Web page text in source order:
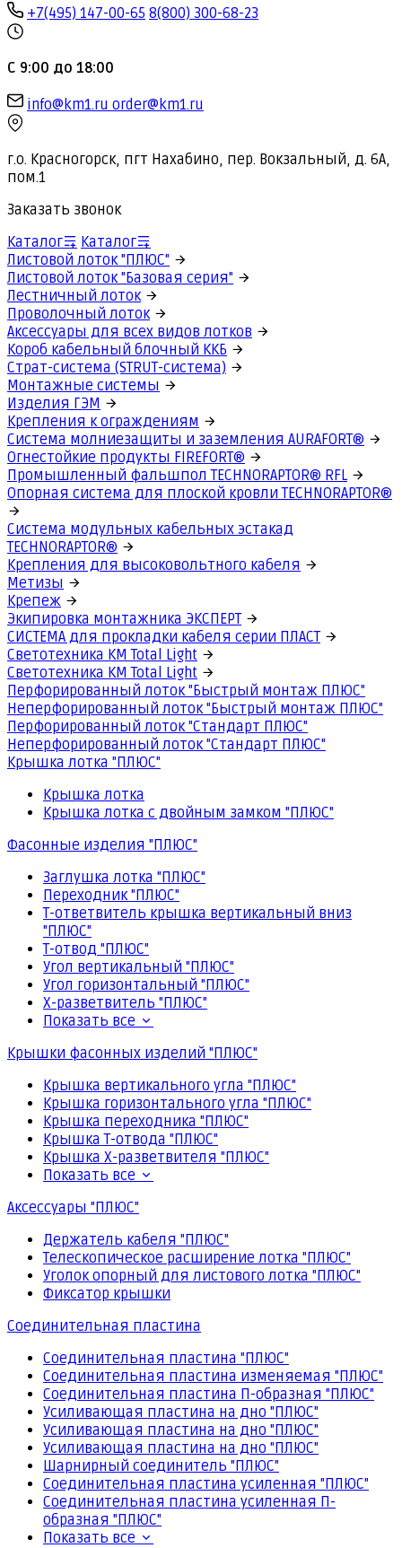
+7(495) 147-00-65 8(800) 300-68-23
С 9:00 до 18:00
info@km1.ru order@km1.ru
г.о. Красногорск, пгт Нахабино, пер. Вокзальный, д. 6А,
пом.1
Заказать звонок
Каталог
Каталог
Листовой лоток "ПЛЮС"
Листовой лоток "Базовая серия"
Лестничный лоток
Проволочный лоток
Аксессуары для всех видов лотков
Короб кабельный блочный ККБ
Страт-система (STRUT-система)
Монтажные системы
Изделия ГЭМ
Крепления к ограждениям
Система молниезащиты и заземления AURAFORT®
Огнестойкие продукты FIREFORT®
Промышленный фальшпол TECHNORAPTOR® RFL
Опорная система для плоской кровли TECHNORAPTOR®
Система модульных кабельных эстакад
TECHNORAPTOR®
Крепления для высоковольтного кабеля
Метизы
Крепеж
Экипировка монтажника ЭКСПЕРТ
СИСТЕМА для прокладки кабеля серии ПЛАСТ
Светотехника КМ Total Light
Светотехника КМ Total Light
Перфорированный лоток "Быстрый монтаж ПЛЮС"
Неперфорированный лоток "Быстрый монтаж ПЛЮС"
Перфорированный лоток "Стандарт ПЛЮС"
Неперфорированный лоток "Стандарт ПЛЮС"
Крышка лотка "ПЛЮС"
Крышка лотка
Крышка лотка с двойным замком "ПЛЮС"
Фасонные изделия "ПЛЮС"
Заглушка лотка "ПЛЮС"
Переходник "ПЛЮС"
Т-ответвитель крышка вертикальный вниз
"ПЛЮС"
Т-отвод "ПЛЮС"
Угол вертикальный "ПЛЮС"
Угол горизонтальный "ПЛЮС"
Х-разветвитель "ПЛЮС"
Показать все
Крышки фасонных изделий "ПЛЮС"
Крышка вертикального угла "ПЛЮС"
Крышка горизонтального угла "ПЛЮС"
Крышка переходника "ПЛЮС"
Крышка Т-отвода "ПЛЮС"
Крышка Х-разветвителя "ПЛЮС"
Показать все
Аксессуары "ПЛЮС"
Держатель кабеля "ПЛЮС"
Телескопическое расширение лотка "ПЛЮС"
Уголок опорный для листового лотка "ПЛЮС"
Фиксатор крышки
Соединительная пластина
Соединительная пластина "ПЛЮС"
Соединительная пластина изменяемая "ПЛЮС"
Соединительная пластина П-образная "ПЛЮС"
Усиливающая пластина на дно "ПЛЮС"
Усиливающая пластина на дно "ПЛЮС"
Усиливающая пластина на дно "ПЛЮС"
Шарнирный соединитель "ПЛЮС"
Соединительная пластина усиленная "ПЛЮС"
Соединительная пластина усиленная П-
образная "ПЛЮС"
Показать все